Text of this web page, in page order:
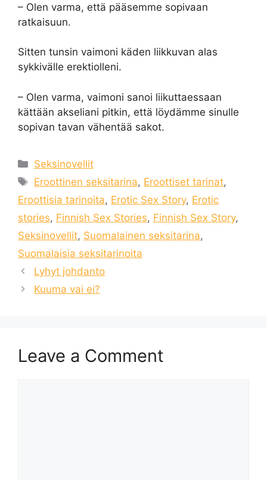
– Olen varma, että pääsemme sopivaan
ratkaisuun.
Sitten tunsin vaimoni käden liikkuvan alas
sykkivälle erektiolleni.
– Olen varma, vaimoni sanoi liikuttaessaan
kättään akseliani pitkin, että löydämme sinulle
sopivan tavan vähentää sakot.
Categories
Seksinovellit
Tags
Eroottinen seksitarina, Eroottiset tarinat,
Eroottisia tarinoita, Erotic Sex Story, Erotic
stories, Finnish Sex Stories, Finnish Sex Story,
Seksinovellit, Suomalainen seksitarina,
Suomalaisia ​​seksitarinoita
Lyhyt johdanto
Kuuma vai ei?
Leave a Comment